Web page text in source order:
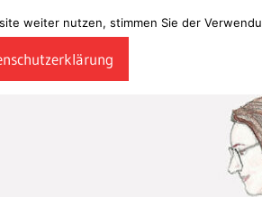
weiter nutzen, stimmen Sie der